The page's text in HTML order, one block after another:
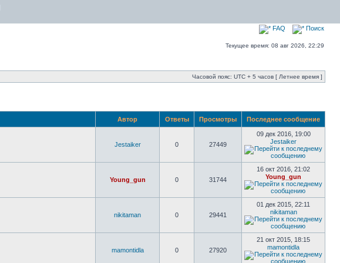
FAQ Поиск
Текущее время: 08 авг 2026, 22:29
Часовой пояс: UTC + 5 часов [ Летнее время ]
Автор Ответы Просмотры Последнее сообщение
Jestaiker 0 27449
09 дек 2016, 19:00
Jestaiker
Young_gun 0 31744
16 окт 2016, 21:02
Young_gun
nikitaman 0 29441
01 дек 2015, 22:11
nikitaman
mamontidla 0 27920
21 окт 2015, 18:15
mamontidla